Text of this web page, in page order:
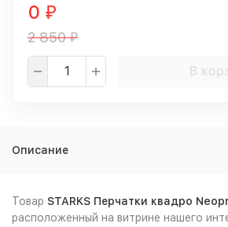
0 ₽
2 850₽
В
Описание
Товар STARKS Перчатки квадро
расположенный на витрине нашего